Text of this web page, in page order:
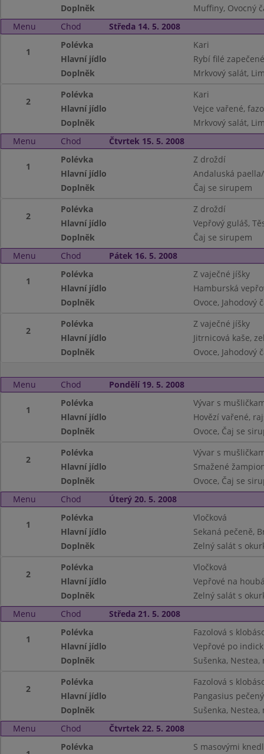
Doplněk
Muffiny, Ovocný
Menu
Chod Středa 14. 5. 2008
1
Polévka
Kari
Hlavní jídlo
Rybí filé
Doplněk
Mrkvový salát,
2
Polévka
Kari
Hlavní jídlo
Vejce vařené,
Doplněk
Mrkvový salát,
Menu
Chod Čtvrtek 15. 5. 2008
1
Polévka
Z droždí
Hlavní jídlo
Andaluská
Doplněk
Čaj se sirupem
2
Polévka
Z droždí
Hlavní jídlo
Vepřový guláš,
Doplněk
Čaj se sirupem
Menu
Chod Pátek 16. 5. 2008
1
Polévka
Z vaječné jíšky
Hlavní jídlo
Hamburská
Doplněk
Ovoce, Jahodový
2
Polévka
Z vaječné jíšky
Hlavní jídlo
Jitrnicová kaše,
Doplněk
Ovoce, Jahodový
Menu Chod Pondělí 19. 5. 2008
1
Polévka
Vývar s
Hlavní jídlo
Hovězí vařené,
Doplněk
Ovoce, Čaj se
2
Polévka
Vývar s
Hlavní jídlo
Smažené
Doplněk
Ovoce, Čaj se
Menu
Chod Úterý 20. 5. 2008
1
Polévka
Vločková
Hlavní jídlo
Sekaná pečeně,
Doplněk
Zelný salát s
2
Polévka
Vločková
Hlavní jídlo
Vepřové na
Doplněk
Zelný salát s
Menu
Chod Středa 21. 5. 2008
1
Polévka
Fazolová s
Hlavní jídlo
Vepřové po
Doplněk
Sušenka, Nestea,
2
Polévka
Fazolová s
Hlavní jídlo
Pangasius
Doplněk
Sušenka, Nestea,
Menu
Chod Čtvrtek 22. 5. 2008
Polévka S masovými